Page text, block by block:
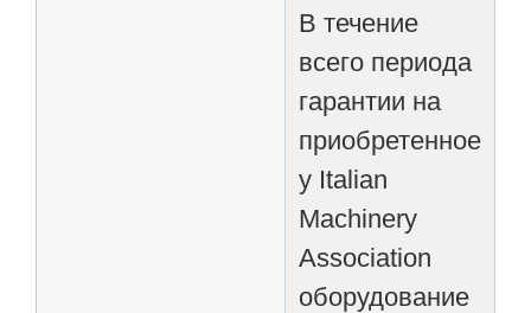
В течение
всего периода
гарантии на
приобретенное
у Italian
Machinery
Association
оборудование